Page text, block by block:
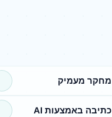
מחקר מעמיק
כתיבה באמצעות AI